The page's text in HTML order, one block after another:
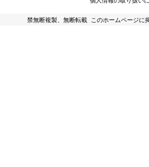
禁無断複製、無断転載 このホームページに